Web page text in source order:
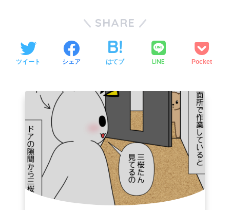
SHARE
ツイート シェア はてブ LINE Pocket